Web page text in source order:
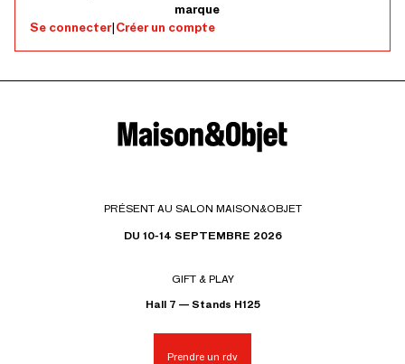
marque
Se connecter|Créer un compte
PRÉSENT AU SALON MAISON&OBJET
DU 10-14 SEPTEMBRE 2026
GIFT & PLAY
Hall 7 — Stands H125
Prendre un rdv